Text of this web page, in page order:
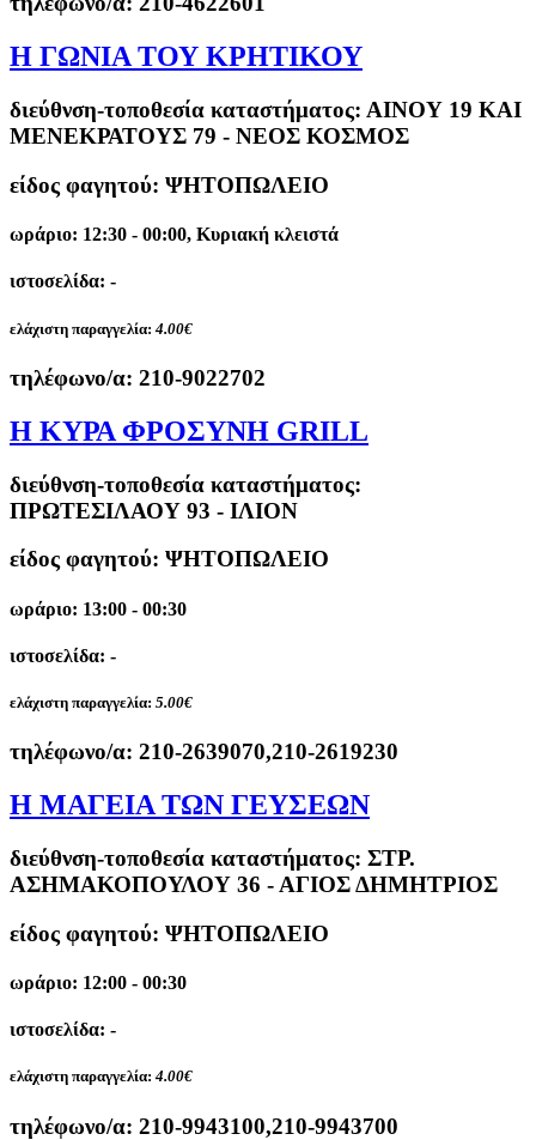
Η ΓΩΝΙΑ ΤΟΥ ΚΡΗΤΙΚΟΥ
διεύθνση-τοποθεσία καταστήματος: ΑΙΝΟΥ 19 ΚΑΙ
ΜΕΝΕΚΡΑΤΟΥΣ 79 - ΝΕΟΣ ΚΟΣΜΟΣ
είδος φαγητού: ΨΗΤΟΠΩΛΕΙΟ
ωράριο: 12:30 - 00:00, Κυριακή κλειστά
ιστοσελίδα: -
ελάχιστη παραγγελία: 4.00€
τηλέφωνο/α: 210-9022702
Η ΚΥΡΑ ΦΡΟΣΥΝΗ GRILL
διεύθνση-τοποθεσία καταστήματος:
ΠΡΩΤΕΣΙΛΑΟΥ 93 - ΙΛΙΟΝ
είδος φαγητού: ΨΗΤΟΠΩΛΕΙΟ
ωράριο: 13:00 - 00:30
ιστοσελίδα: -
ελάχιστη παραγγελία: 5.00€
τηλέφωνο/α: 210-2639070,210-2619230
Η ΜΑΓΕΙΑ ΤΩΝ ΓΕΥΣΕΩΝ
διεύθνση-τοποθεσία καταστήματος: ΣΤΡ.
ΑΣΗΜΑΚΟΠΟΥΛΟΥ 36 - ΑΓΙΟΣ ΔΗΜΗΤΡΙΟΣ
είδος φαγητού: ΨΗΤΟΠΩΛΕΙΟ
ωράριο: 12:00 - 00:30
ιστοσελίδα: -
ελάχιστη παραγγελία: 4.00€
τηλέφωνο/α: 210-9943100,210-9943700